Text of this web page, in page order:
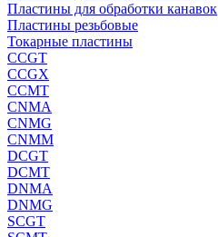
Пластины для обработки канавок
Пластины резьбовые
Токарные пластины
CCGT
CCGX
CCMT
CNMA
CNMG
CNMM
DCGT
DCMT
DNMA
DNMG
SCGT